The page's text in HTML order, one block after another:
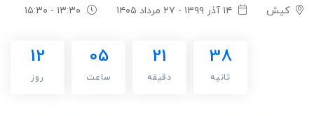
کیش ۱۴ آذر ۱۳۹۹ - ۲۷ مرداد ۱۴۰۵ ۱۳:۳۰ - ۱۵:۳۰
12
روز
05
ساعت
21
دقیقه
37
ثانیه